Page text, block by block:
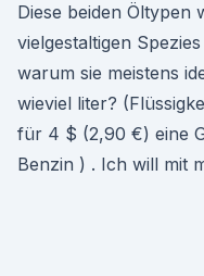
Diese beiden Öltypen
vielgestaltigen
warum sie meistens
wieviel liter?
für 4 $ (2,90 €) eine
Benzin ) . Ich will mit